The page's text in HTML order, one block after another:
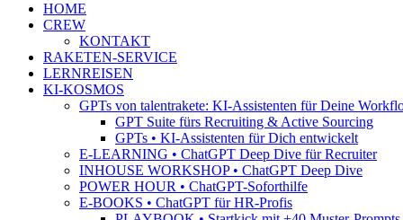
HOME
CREW
KONTAKT
RAKETEN-SERVICE
LERNREISEN
KI-KOSMOS
GPTs von talentrakete: KI-Assistenten für Deine
GPT Suite fürs Recruiting & Active Sourcing
GPTs • KI-Assistenten für Dich entwickelt
E-LEARNING • ChatGPT Deep Dive für Recruiter
INHOUSE WORKSHOP • ChatGPT Deep Dive
POWER HOUR • ChatGPT-Soforthilfe
E-BOOKS • ChatGPT für HR-Profis